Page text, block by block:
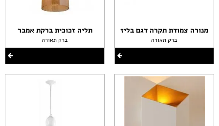
מנורה צמודת תקרה דגם בליז
ברק תאורה
תליה זכוכית ברקת אמבר
ברק תאורה